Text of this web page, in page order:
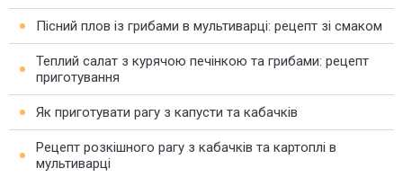
Пісний плов із грибами в мультиварці: рецепт зі смаком
Теплий салат з курячою печінкою та грибами: рецепт
приготування
Як приготувати рагу з капусти та кабачків
Рецепт розкішного рагу з кабачків та картоплі в
мультиварці